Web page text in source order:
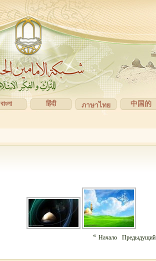
中国的
ภาษาไทย
हिंदी
বাংলা
« Начало Предыдущий